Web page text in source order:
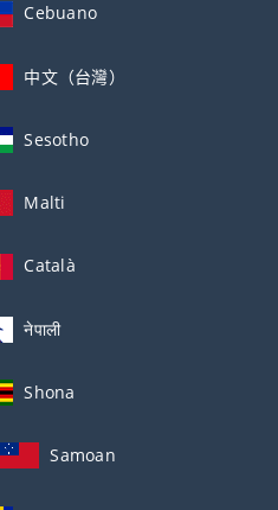
Cebuano
中文（台灣）
Sesotho
Malti
Català
नेपाली
Shona
Samoan